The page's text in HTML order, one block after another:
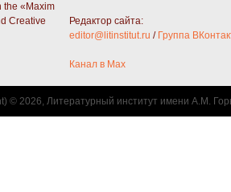
the «Maxim
Creative
Редактор сайта:
editor@litinstitut.ru / Группа
Канал в Max
© 2026, Литературный институт имени А.М.